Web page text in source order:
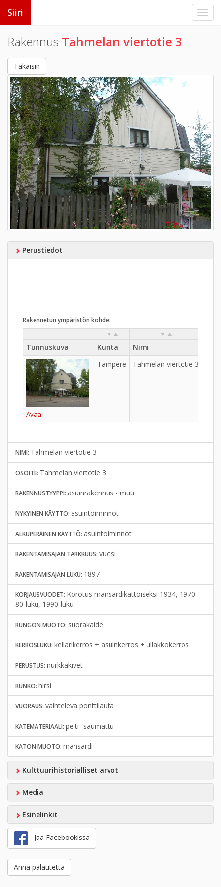
Siiri
Rakennus Tahmelan viertotie 3
Takaisin
Perustiedot
Rakennetun ympäristön kohde:
Tunnuskuva Kunta Nimi
Avaa
Tampere Tahmelan viertotie 3
NIMI: Tahmelan viertotie 3
OSOITE: Tahmelan viertotie 3
RAKENNUSTYYPPI: asuinrakennus - muu
NYKYINEN KÄYTTÖ: asuintoiminnot
ALKUPERÄINEN KÄYTTÖ: asuintoiminnot
RAKENTAMISAJAN TARKKUUS: vuosi
RAKENTAMISAJAN LUKU: 1897
KORJAUSVUODET: Korotus mansardikattoiseksi 1934, 1970-
80-luku, 1990-luku
RUNGON MUOTO: suorakaide
KERROSLUKU: kellarikerros + asuinkerros + ullakkokerros
PERUSTUS: nurkkakivet
RUNKO: hirsi
VUORAUS: vaihteleva ponttilauta
KATEMATERIAALI: pelti -saumattu
KATON MUOTO: mansardi
Kulttuurihistorialliset arvot
Media
Esinelinkit
Jaa Facebookissa
Anna palautetta